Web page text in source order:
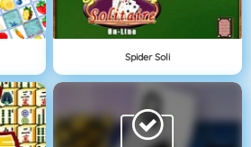
Spider Soli